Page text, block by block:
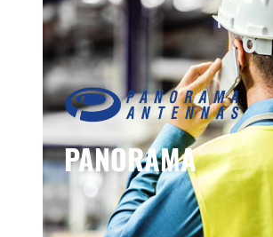
PANORAMA